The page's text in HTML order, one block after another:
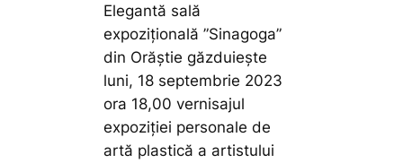
Elegantă sală
expozițională ”Sinagoga”
din Orăștie găzduiește
luni, 18 septembrie 2023
ora 18,00 vernisajul
expoziției personale de
artă plastică a artistului